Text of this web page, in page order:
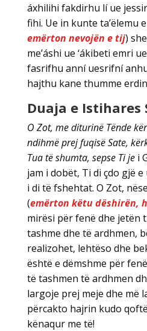
áxhilihi fakdirhu lí ue
fihi. Ue in kunte ta’ëlemu
emërton nevojën e tij)
me’áshi ue ‘ákibeti emri
fasrifhu anní uesrifní
hajthu kane thumme
Duaja e Istihares
O Zot, me diturinë Tënde
ndihmë prej fuqisë Sate,
Tua të shumta, sepse Ti jei
jam i dobët, Ti di çdo gjë
i di të fshehtat. O Zot,
(emërton këtu dëshirën,
mirësi për fenë dhe jetën
tashme dhe të ardhmen,
realizohet, lehtëso dhe
është e dëmshme për
të tashmen të ardhmen
largoje prej meje dhe më
përcakto hajrin kudo
kënaqur me të!